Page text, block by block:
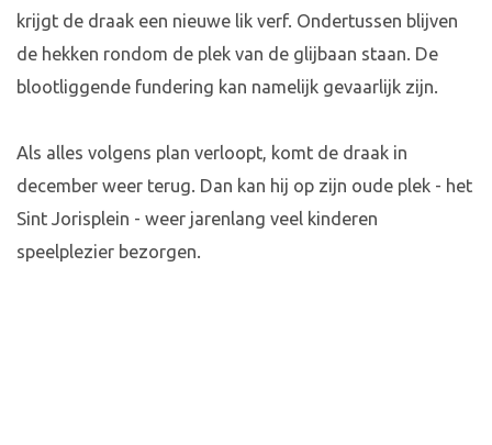
krijgt de draak een nieuwe lik verf. Ondertussen blijven
de hekken rondom de plek van de glijbaan staan. De
blootliggende fundering kan namelijk gevaarlijk zijn.
Als alles volgens plan verloopt, komt de draak in
december weer terug. Dan kan hij op zijn oude plek - het
Sint Jorisplein - weer jarenlang veel kinderen
speelplezier bezorgen.